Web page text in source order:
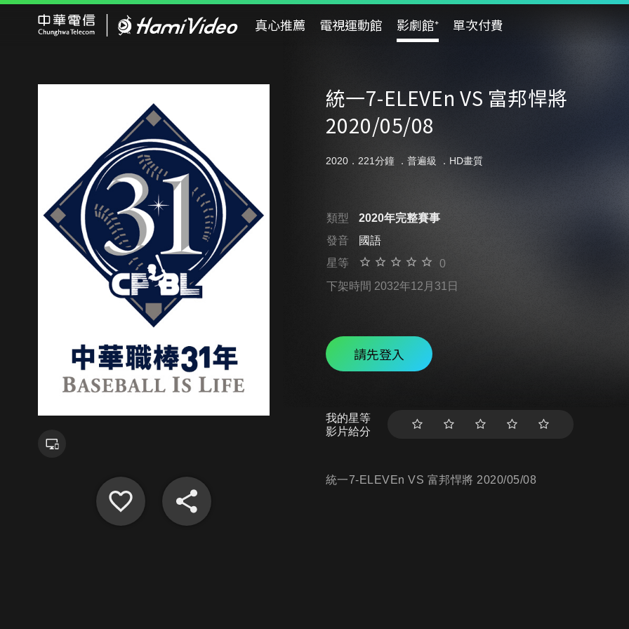
真心推薦 電視運動館 影劇館⁺ 單次付費
統一7-ELEVEn VS 富邦悍將
2020/05/08
2020．221分鐘 ． 普遍級 ．HD畫質
類型
2020年完整賽事
發音
國語
星等
0
下架時間 2032年12月31日
請先登入
我的星等
影片給分
統一7-ELEVEn VS 富邦悍將 2020/05/08